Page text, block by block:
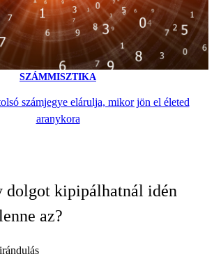
SZÁMMISZTIKA
számjegye elárulja, mikor jön el életed
aranykora
dolgot kipipálhatnál idén
az?